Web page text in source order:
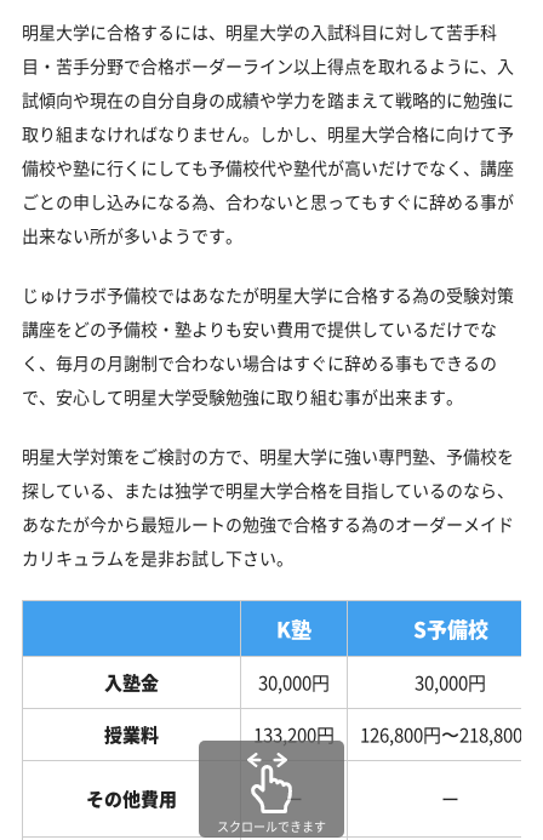
明星大学に合格するには、明星大学の入試科目に対して苦手科
目・苦手分野で合格ボーダーライン以上得点を取れるように、入
試傾向や現在の自分自身の成績や学力を踏まえて戦略的に勉強に
取り組まなければなりません。しかし、明星大学合格に向けて予
備校や塾に行くにしても予備校代や塾代が高いだけでなく、講座
ごとの申し込みになる為、合わないと思ってもすぐに辞める事が
出来ない所が多いようです。
じゅけラボ予備校ではあなたが明星大学に合格する為の受験対策
講座をどの予備校・塾よりも安い費用で提供しているだけでな
く、毎月の月謝制で合わない場合はすぐに辞める事もできるの
で、安心して明星大学受験勉強に取り組む事が出来ます。
明星大学対策をご検討の方で、明星大学に強い専門塾、予備校を
探している、または独学で明星大学合格を目指しているのなら、
あなたが今から最短ルートの勉強で合格する為のオーダーメイド
カリキュラムを是非お試し下さい。
K塾 S予備校
入塾金 30,000円
30,000円
授業料
133,200円 126,800円〜218,800円
その他費用 ー ー
スクロールできます